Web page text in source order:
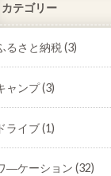
カテゴリー
るさと納税(3)
ャンプ(3)
ライブ(1)
―ケーション(32)